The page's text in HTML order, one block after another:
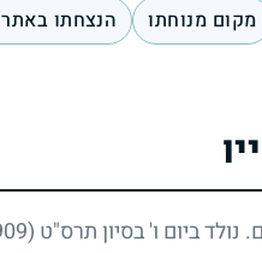
מקום מנוחתו הנצחתו
נולד ביום ו' בסיון תרס"ט (26.5.1909)